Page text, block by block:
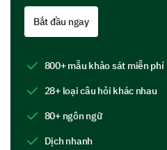
Tell Us About Yourself
strengthen our community
Bắt đầu ngay
800+ mẫu khảo sát miễn phí
28+ loại câu hỏi khác nhau
80+ ngôn ngữ
Dịch nhanh